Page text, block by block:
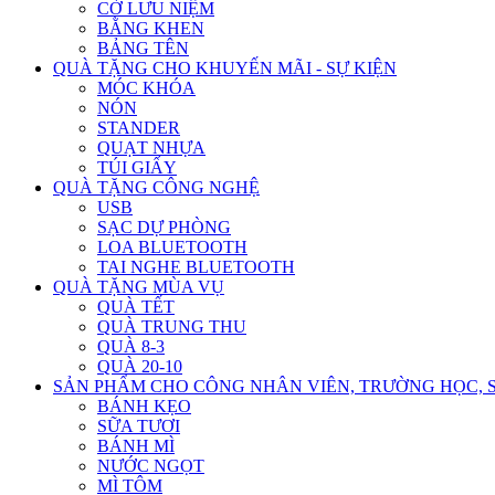
CỜ LƯU NIỆM
BẰNG KHEN
BẢNG TÊN
QUÀ TẶNG CHO KHUYẾN MÃI - SỰ KIỆN
MÓC KHÓA
NÓN
STANDER
QUẠT NHỰA
TÚI GIẤY
QUÀ TẶNG CÔNG NGHỆ
USB
SẠC DỰ PHÒNG
LOA BLUETOOTH
TAI NGHE BLUETOOTH
QUÀ TẶNG MÙA VỤ
QUÀ TẾT
QUÀ TRUNG THU
QUÀ 8-3
QUÀ 20-10
SẢN PHẨM CHO CÔNG NHÂN VIÊN, TRƯỜNG HỌC,
BÁNH KẸO
SỮA TƯƠI
BÁNH MÌ
NƯỚC NGỌT
MÌ TÔM